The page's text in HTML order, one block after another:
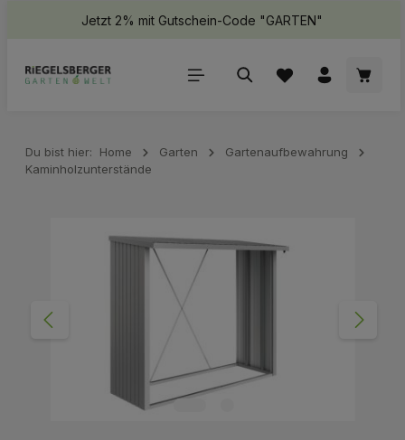
springenJetzt 2% mit Gutschein-Code "GARTEN"
Du bist hier: Home Garten
Gartenaufbewahrung
Kaminholzunterstände